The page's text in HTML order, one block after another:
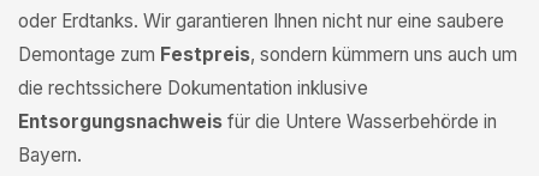
oder Erdtanks. Wir garantieren Ihnen nicht nur eine saubere
Demontage zum Festpreis, sondern kümmern uns auch um
die rechtssichere Dokumentation inklusive
Entsorgungsnachweis für die Untere Wasserbehörde in
Bayern.